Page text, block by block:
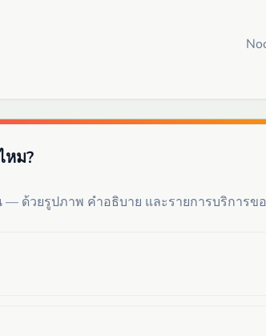
ม?
ด้วยรูปภาพ คำอธิบาย และรายการบริการ